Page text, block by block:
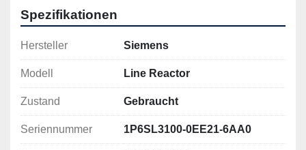
Spezifikationen
Hersteller Siemens
Modell Line Reactor
Zustand Gebraucht
Seriennummer 1P6SL3100-0EE21-6AA0